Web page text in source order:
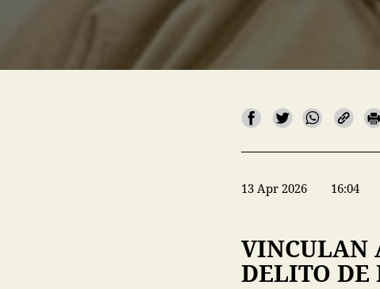
13 Apr 2026 16:04
VINCULAN
DELITO DE